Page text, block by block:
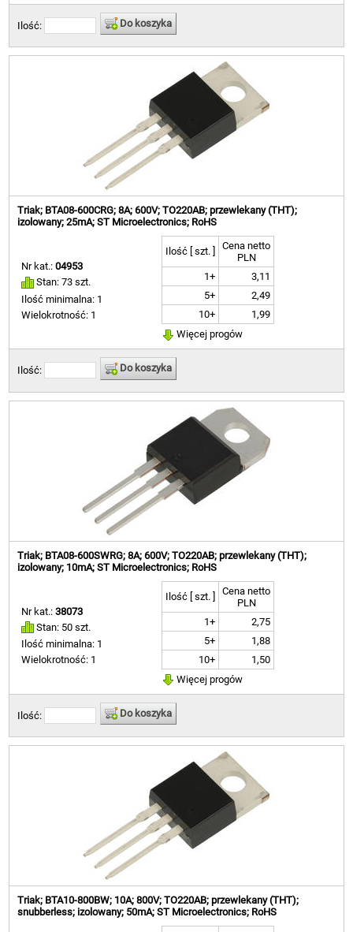
Ilość: Do koszyka
Triak; BTA08-600CRG; 8A; 600V; TO220AB; przewlekany (THT);
izolowany; 25mA; ST Microelectronics; RoHS
Nr kat.:04953
Stan: 73 szt.
Ilość minimalna: 1
Wielokrotność: 1
Ilość [ szt. ]
Cena netto
PLN
1+
3,11
5+
2,49
10+
1,99
Więcej progów
Ilość: Do koszyka
Triak; BTA08-600SWRG; 8A; 600V; TO220AB; przewlekany (THT);
izolowany; 10mA; ST Microelectronics; RoHS
Nr kat.:38073
Stan: 50 szt.
Ilość minimalna: 1
Wielokrotność: 1
Ilość [ szt. ]
Cena netto
PLN
1+
2,75
5+
1,88
10+
1,50
Więcej progów
Ilość: Do koszyka
Triak; BTA10-800BW; 10A; 800V; TO220AB; przewlekany (THT);
snubberless; izolowany; 50mA; ST Microelectronics; RoHS